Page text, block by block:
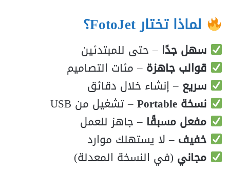
لماذا تختار FotoJet؟
سهل جدًا – حتى للمبتدئين
قوالب جاهزة – مئات التصاميم
سريع – إنشاء خلال دقائق
نسخة Portable
– تشغيل من USB
مفعل مسبقًا – جاهز للعمل
خفيف – لا يستهلك موارد
مجاني (في النسخة المعدلة)